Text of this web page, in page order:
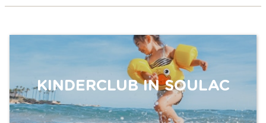
KINDERCLUB IN SOULAC